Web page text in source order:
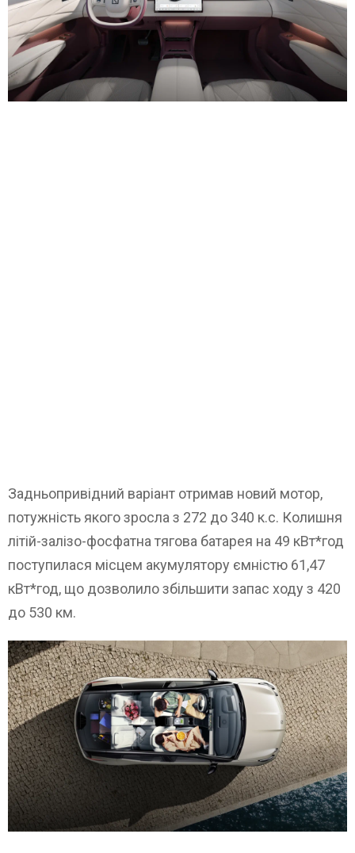
Задньопривідний варіант отримав новий мотор,
потужність якого зросла з 272 до 340 к.с. Колишня
літій-залізо-фосфатна тягова батарея на 49 кВт*год
поступилася місцем акумулятору ємністю 61,47
кВт*год, що дозволило збільшити запас ходу з 420
до 530 км.